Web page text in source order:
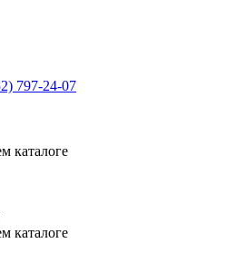
797-24-07
каталоге
каталоге